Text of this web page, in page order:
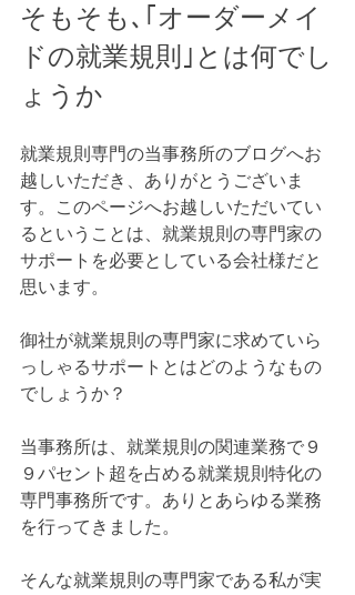
そもそも､｢オーダーメイ
ドの就業規則｣とは何でし
ょうか
就業規則専門の当事務所のブログへお
越しいただき、ありがとうございま
す。このページへお越しいただいてい
るということは、就業規則の専門家の
サポートを必要としている会社様だと
思います。
御社が就業規則の専門家に求めていら
っしゃるサポートとはどのようなもの
でしょうか？
当事務所は、就業規則の関連業務で９
９パセント超を占める就業規則特化の
専門事務所です。ありとあらゆる業務
を行ってきました。
そんな就業規則の専門家である私が実